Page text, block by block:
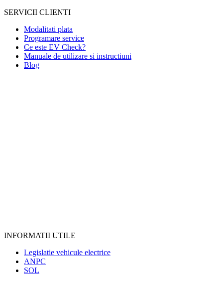
SERVICII CLIENTI
Modalitati plata
Programare service
Ce este EV Check?
Manuale de utilizare si instructiuni
Blog
INFORMATII UTILE
Legislatie vehicule electrice
ANPC
SOL